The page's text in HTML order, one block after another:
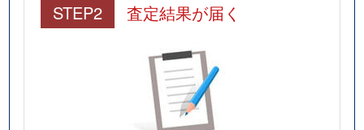
STEP2 査定結果が届く